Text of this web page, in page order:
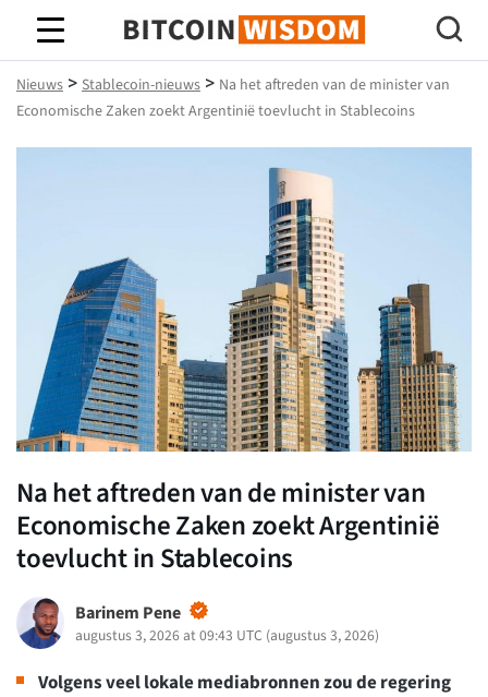
Bitcoin-wijsheid
Nieuws > Stablecoin-nieuws > Na het aftreden van de minister van
Economische Zaken zoekt Argentinië toevlucht in Stablecoins
Na het aftreden van de minister van
Economische Zaken zoekt Argentinië
toevlucht in Stablecoins
Barinem Pene
augustus 3, 2026 at 09:43 UTC (augustus 3, 2026)
Volgens veel lokale mediabronnen zou de regering